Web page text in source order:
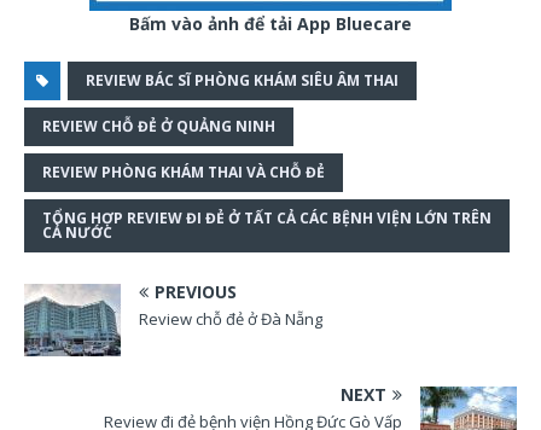
Bấm vào ảnh để tải App Bluecare
REVIEW BÁC SĨ PHÒNG KHÁM SIÊU ÂM THAI
REVIEW CHỖ ĐẺ Ở QUẢNG NINH
REVIEW PHÒNG KHÁM THAI VÀ CHỖ ĐẺ
TỔNG HỢP REVIEW ĐI ĐẺ Ở TẤT CẢ CÁC BỆNH VIỆN LỚN TRÊN
CẢ NƯỚC
PREVIOUS
Review chỗ đẻ ở Đà Nẵng
NEXT
Review đi đẻ bệnh viện Hồng Đức Gò Vấp